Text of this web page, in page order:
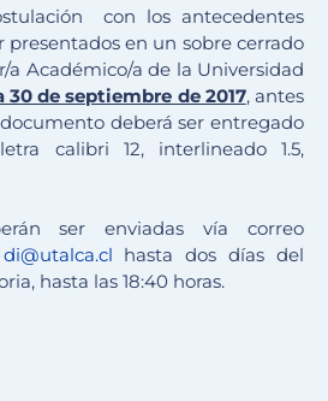
con los antecedentes
presentados en un sobre cerrado
a Académico/a de la Universidad
30 de septiembre de 2017, antes
documento deberá ser entregado
calibri 12, interlineado 1.5,
ser enviadas vía correo
di@utalca.cl hasta dos días del
hasta las 18:40 horas.